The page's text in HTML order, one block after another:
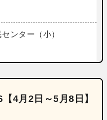
ンター（小）
4月2日～5月8日】